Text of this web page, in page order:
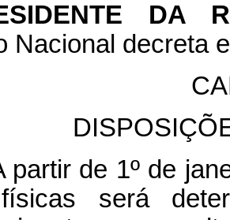
DA
Nacional decreta
partir de 1º de
será